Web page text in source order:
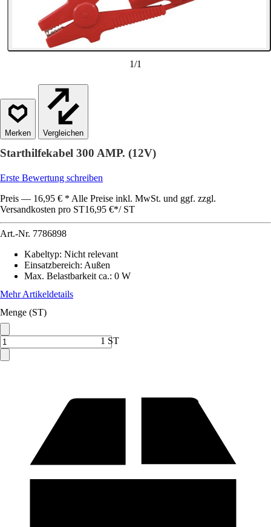
1/1
Vergleichen
Starthilfekabel 300 AMP. (12V)
Erste Bewertung schreiben
Preis — 16,95 € * Alle Preise inkl. MwSt. und ggf. zzgl.
Versandkosten pro ST16,95 €*/ ST
Art.-Nr. 7786898
Kabeltyp: Nicht relevant
Einsatzbereich: Außen
Max. Belastbarkeit ca.: 0 W
Mehr Artikeldetails
Menge (ST)
1 ST